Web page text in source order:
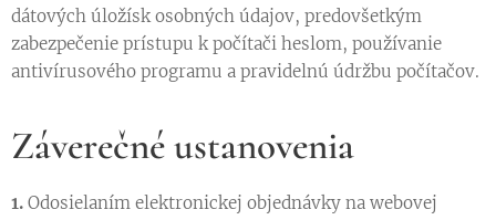
dátových úložísk osobných údajov, predovšetkým
zabezpečenie prístupu k počítači heslom, používanie
antivírusového programu a pravidelnú údržbu počítačov.
Záverečné ustanovenia
1. Odosielaním elektronickej objednávky na webovej